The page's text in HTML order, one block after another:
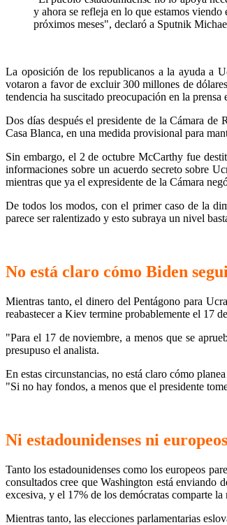
y ahora se refleja en lo que estamos
próximos meses", declaró a Sputnik
La oposición de los republicanos a la ayuda a
votaron a favor de excluir 300 millones de
tendencia ha suscitado preocupación en la prensa
Dos días después el presidente de la Cámara
Casa Blanca, en una medida provisional para
Sin embargo, el 2 de octubre McCarthy fue
informaciones sobre un acuerdo secreto sobre
mientras que ya el expresidente de la Cámara
De todos los modos, con el primer caso de la
parece ser ralentizado y esto subraya un nivel
No está claro cómo Biden
Mientras tanto, el dinero del Pentágono para
reabastecer a Kiev termine probablemente el 17
"Para el 17 de noviembre, a menos que se
presupuso el analista.
En estas circunstancias, no está claro cómo
"Si no hay fondos, a menos que el presidente
Ni estadounidenses ni
Tanto los estadounidenses como los europeos
consultados cree que Washington está enviando
excesiva, y el 17% de los demócratas comparte
Mientras tanto, las elecciones parlamentarias